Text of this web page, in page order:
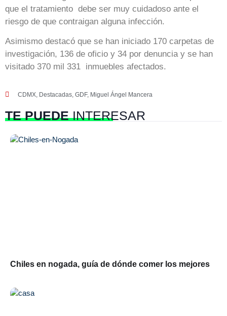
que el tratamiento debe ser muy cuidadoso ante el
riesgo de que contraigan alguna infección.
Asimismo destacó que se han iniciado 170 carpetas de
investigación, 136 de oficio y 34 por denuncia y se han
visitado 370 mil 331 inmuebles afectados.
CDMX, Destacadas, GDF, Miguel Ángel Mancera
TE PUEDEINTERESAR
Chiles en nogada, guía de dónde comer los mejores